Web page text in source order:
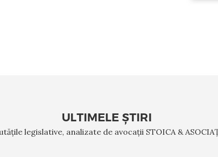
ULTIMELE ȘTIRI
legislative, analizate de avocații STOICA &